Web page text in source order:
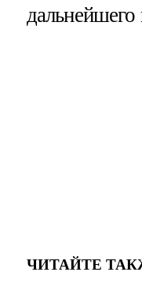
дальнейшего
ЧИТАЙТЕ